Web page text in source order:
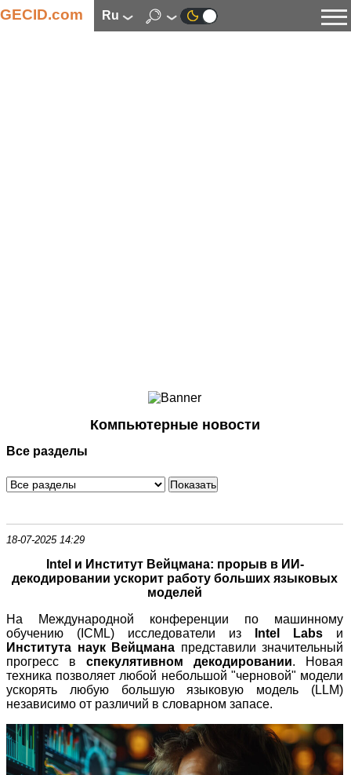
GECID.com ru
Смартфоны
Периферия
Программное обеспечение
Компьютерные новости
Все разделы
18-07-2025 14:29
Intel и Институт Вейцмана: прорыв в ИИ-
декодировании ускорит работу больших языковых
моделей
На Международной конференции по машинному
обучению (ICML) исследователи из
Intel Labs и
Института наук Вейцмана представили значительный
прогресс вспекулятивном декодировании. Новая
техника позволяет любой небольшой "черновой" модели
ускорять любую большую языковую модель (LLM)
независимо от различий в словарном запасе.